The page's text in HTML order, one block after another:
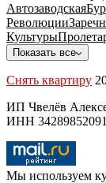
Автозаводская
Революции
Культуры
Показать все
Снять квартиру
ИП Чвелёв
ИНН
Мы используем